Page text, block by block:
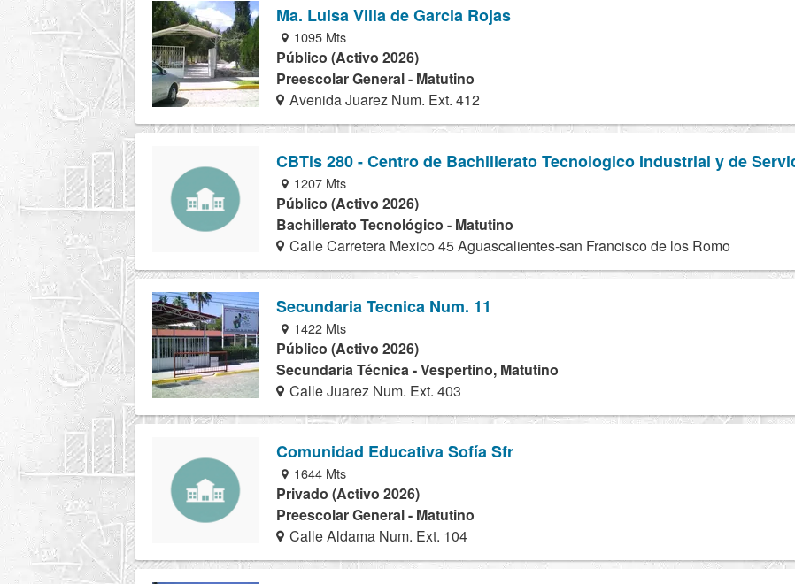
Ma. Luisa Villa de Garcia Rojas
1095 Mts
Público (Activo 2026)
Preescolar General - Matutino
Avenida Juarez Num. Ext. 412
CBTis 280 - Centro de Bachillerato Tecnologico Industrial y de
1207 Mts
Público (Activo 2026)
Bachillerato Tecnológico - Matutino
Calle Carretera Mexico 45 Aguascalientes-san Francisco de los Romo
Secundaria Tecnica Num. 11
1422 Mts
Público (Activo 2026)
Secundaria Técnica - Vespertino, Matutino
Calle Juarez Num. Ext. 403
Comunidad Educativa Sofía Sfr
1644 Mts
Privado (Activo 2026)
Preescolar General - Matutino
Calle Aldama Num. Ext. 104